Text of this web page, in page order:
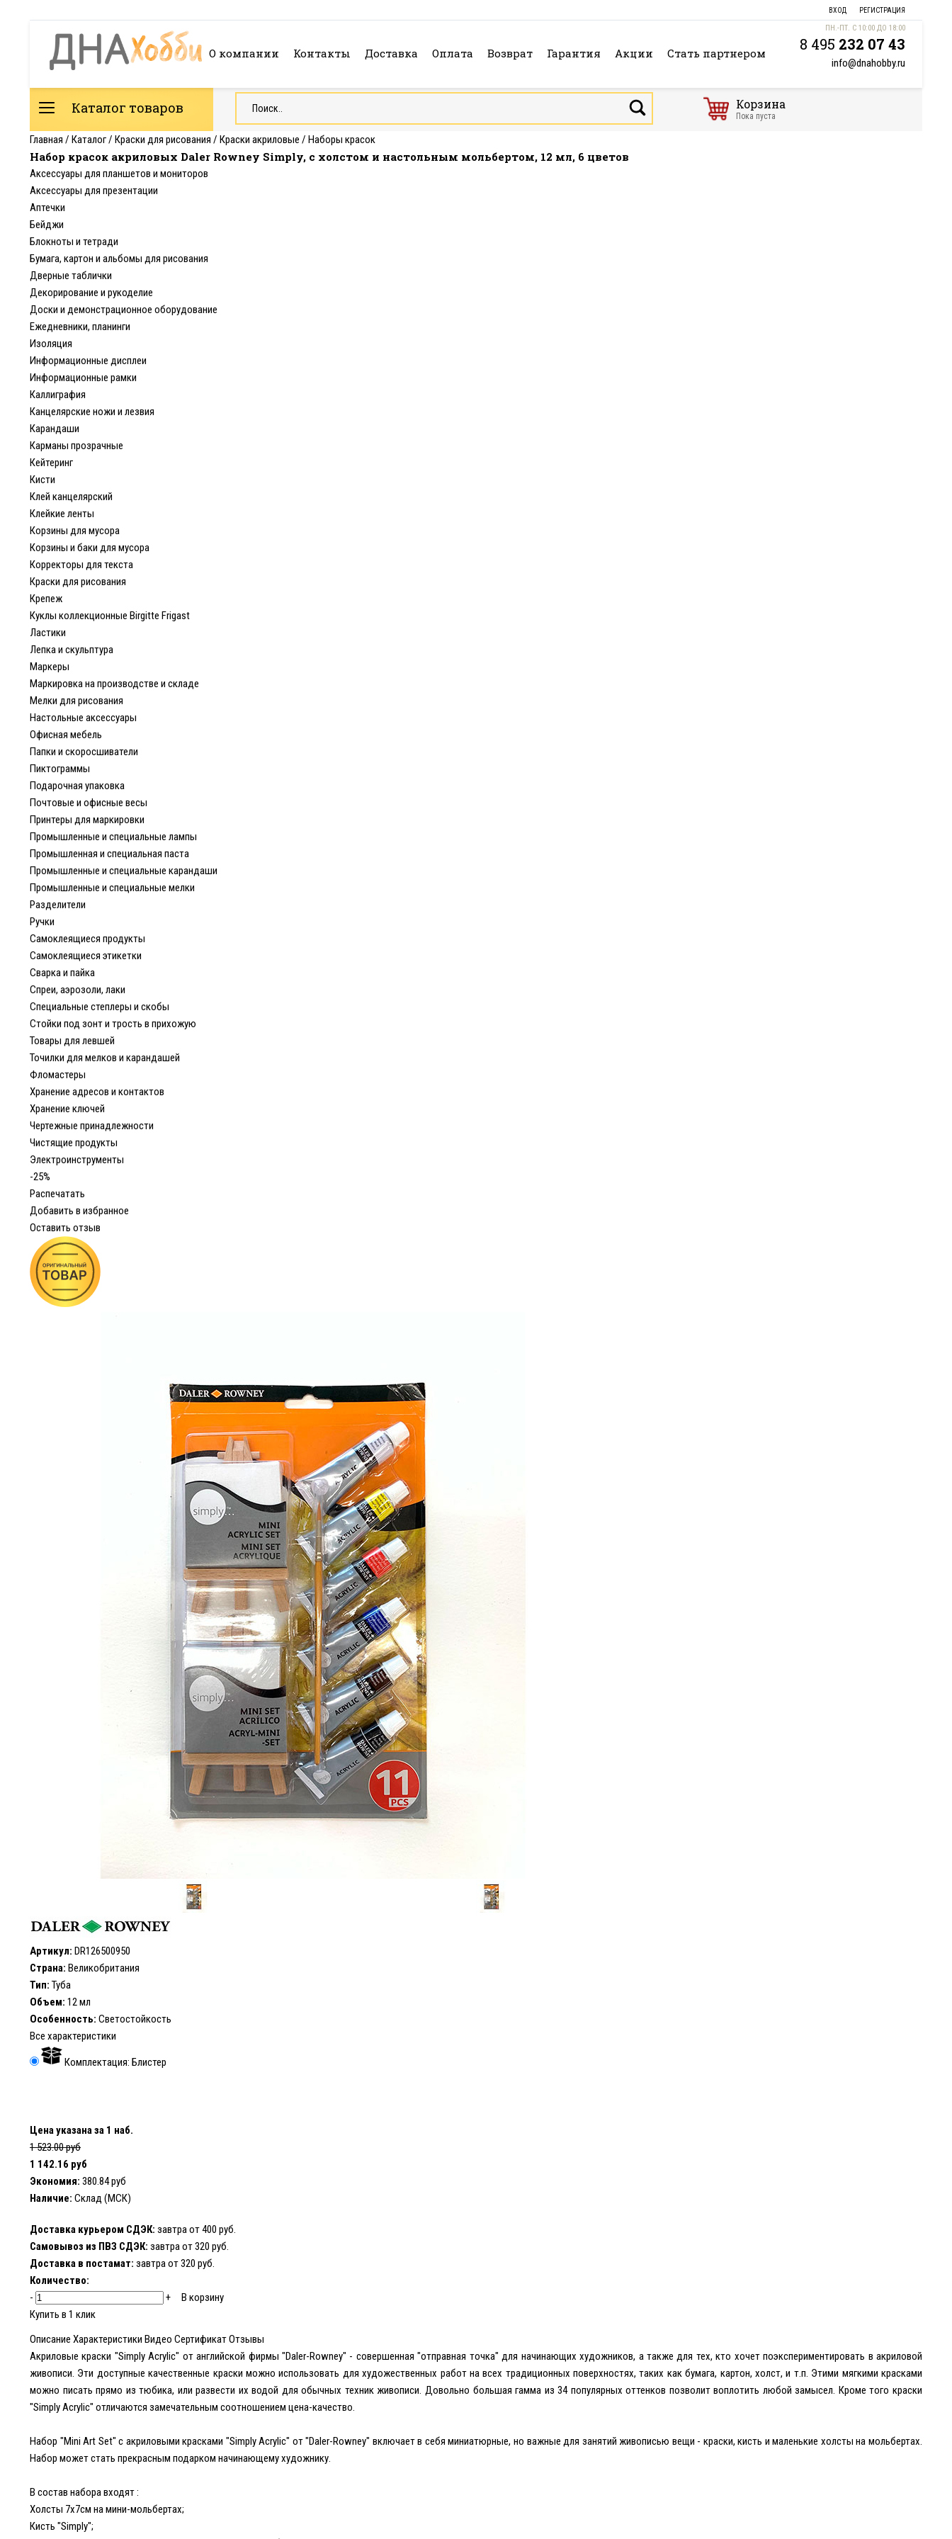
ВХОД РЕГИСТРАЦИЯ
О компании Контакты Доставка Оплата Возврат Гарантия Акции Стать партнером
ПН.-ПТ. С 10:00 ДО 18:00
8 495 232 07 43
info@dnahobby.ru
Каталог товаров Корзина
Пока пуста
Главная / Каталог/ Краски для рисования / Краски акриловые / Наборы красок
Набор красок акриловых Daler Rowney Simply, с холстом и настольным мольбертом, 12 мл, 6 цветов
Аксессуары для планшетов и мониторов
Аксессуары для презентации
Аптечки
Бейджи
Блокноты и тетради
Бумага, картон и альбомы для рисования
Дверные таблички
Декорирование и рукоделие
Доски и демонстрационное оборудование
Ежедневники, планинги
Изоляция
Информационные дисплеи
Информационные рамки
Каллиграфия
Канцелярские ножи и лезвия
Карандаши
Карманы прозрачные
Кейтеринг
Кисти
Клей канцелярский
Клейкие ленты
Корзины для мусора
Корзины и баки для мусора
Корректоры для текста
Краски для рисования
Крепеж
Куклы коллекционные Birgitte Frigast
Ластики
Лепка и скульптура
Маркеры
Маркировка на производстве и складе
Мелки для рисования
Настольные аксессуары
Офисная мебель
Папки и скоросшиватели
Пиктограммы
Подарочная упаковка
Почтовые и офисные весы
Принтеры для маркировки
Промышленные и специальные лампы
Промышленная и специальная паста
Промышленные и специальные карандаши
Промышленные и специальные мелки
Разделители
Ручки
Самоклеящиеся продукты
Самоклеящиеся этикетки
Сварка и пайка
Спреи, аэрозоли, лаки
Специальные степлеры и скобы
Стойки под зонт и трость в прихожую
Товары для левшей
Точилки для мелков и карандашей
Фломастеры
Хранение адресов и контактов
Хранение ключей
Чертежные принадлежности
Чистящие продукты
Электроинструменты
-25%
Распечатать
Добавить в избранное
Оставить отзыв
Артикул: DR126500950
Страна: Великобритания
Тип: Туба
Объем: 12 мл
Особенность: Светостойкость
Все характеристики
Комплектация: Блистер
Цена указана за 1 наб.
1 523.00 руб
1 142.16 руб
Экономия: 380.84 руб
Наличие: Склад (МСК)
Доставка курьером СДЭК: завтра от 400 руб.
Самовывоз из ПВЗ СДЭК: завтра от 320 руб.
Доставка в постамат: завтра от 320 руб.
Количество:
-
+
В корзину
Купить в 1 клик
Описание Характеристики Видео СертификатОтзывы
Акриловые краски "Simply Acrylic" от английской фирмы "Daler-Rowney" - совершенная "отправная точка" для начинающих художников, а также для тех, кто хочет поэкспериментировать в акриловой
живописи. Эти доступные качественные краски можно использовать для художественных работ на всех традиционных поверхностях, таких как бумага, картон, холст, и т.п. Этими мягкими красками
можно писать прямо из тюбика, или развести их водой для обычных техник живописи. Довольно большая гамма из 34 популярных оттенков позволит воплотить любой замысел. Кроме того краски
"Simply Acrylic" отличаются замечательным соотношением цена-качество.
Набор "Mini Art Set" с акриловыми красками "Simply Acrylic" от "Daler-Rowney" включает в себя миниатюрные, но важные для занятий живописью вещи - краски, кисть и маленькие холсты на мольбертах.
Набор может стать прекрасным подарком начинающему художнику.
В состав набора входят :
Холсты 7х7см на мини-мольбертах;
Кисть "Simply";